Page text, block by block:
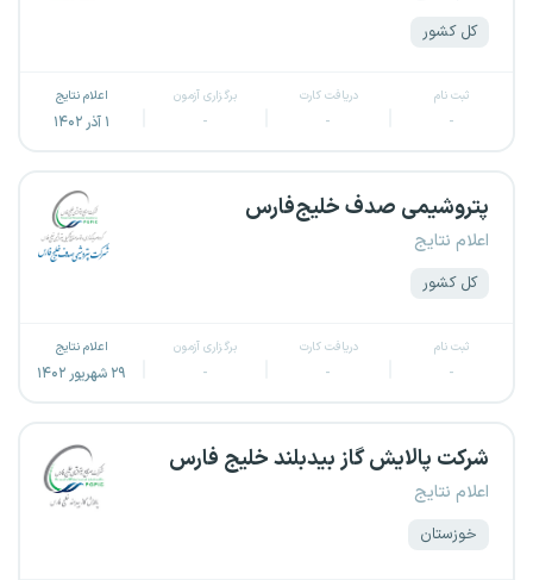
کل کشور
ثبت نام
-
دریافت کارت
-
برگزاری آزمون
-
اعلام نتایج
۱ آذر ۱۴۰۲
پتروشیمی صدف خلیج‌فارس
اعلام نتایج
کل کشور
ثبت نام
-
دریافت کارت
-
برگزاری آزمون
-
اعلام نتایج
۲۹ شهریور ۱۴۰۲
شرکت پالایش گاز بیدبلند خلیج فارس
اعلام نتایج
خوزستان